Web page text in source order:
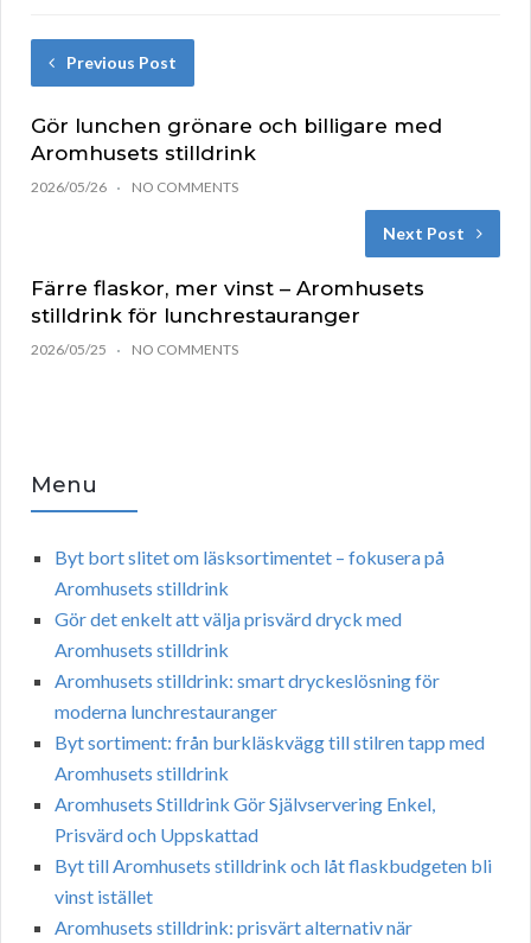
Previous Post
Gör lunchen grönare och billigare med
Aromhusets stilldrink
2026/05/26 NO COMMENTS
Next Post
Färre flaskor, mer vinst – Aromhusets
stilldrink för lunchrestauranger
2026/05/25 NO COMMENTS
Menu
Byt bort slitet om läsksortimentet – fokusera på
Aromhusets stilldrink
Gör det enkelt att välja prisvärd dryck med
Aromhusets stilldrink
Aromhusets stilldrink: smart dryckeslösning för
moderna lunchrestauranger
Byt sortiment: från burkläskvägg till stilren tapp med
Aromhusets stilldrink
Aromhusets Stilldrink Gör Självservering Enkel,
Prisvärd och Uppskattad
Byt till Aromhusets stilldrink och låt flaskbudgeten bli
vinst istället
Aromhusets stilldrink: prisvärt alternativ när